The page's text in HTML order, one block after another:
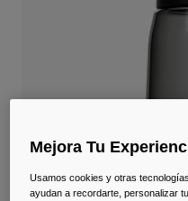
Tazas y Vasos
Bolsas Hidratación
Viajar y estilo de vida
Mejora Tu
Usamos cookies y otras
ayudan a recordarte, personalizar